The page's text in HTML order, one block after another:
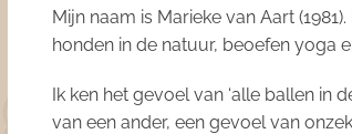
Mijn naam is Marieke van Aart
honden in de natuur, beoefen yoga
Ik ken het gevoel van ‘alle ballen in
van een ander, een gevoel van